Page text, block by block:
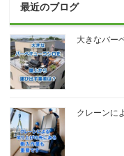
最近のブログ
大きなバー
クレーンに